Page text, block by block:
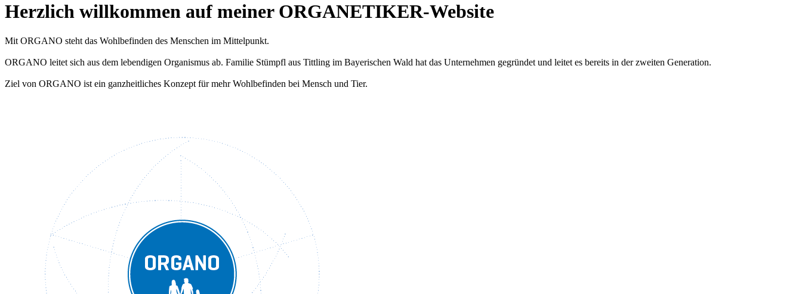
Herzlich willkommen auf meiner ORGANETIKER-Website
Mit ORGANO steht das Wohlbefinden des Menschen im Mittelpunkt.
ORGANO leitet sich aus dem lebendigen Organismus ab. Familie Stümpfl aus Tittling im Bayerischen Wald hat das Unternehmen gegründet und leitet es bereits in der zweiten Generation.
Ziel von ORGANO ist ein ganzheitliches Konzept für mehr Wohlbefinden bei Mensch und Tier.